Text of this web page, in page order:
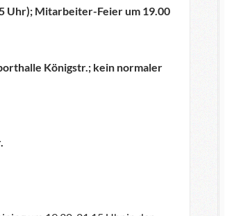
Uhr); Mitarbeiter-Feier um 19.00
Königstr.; kein normaler